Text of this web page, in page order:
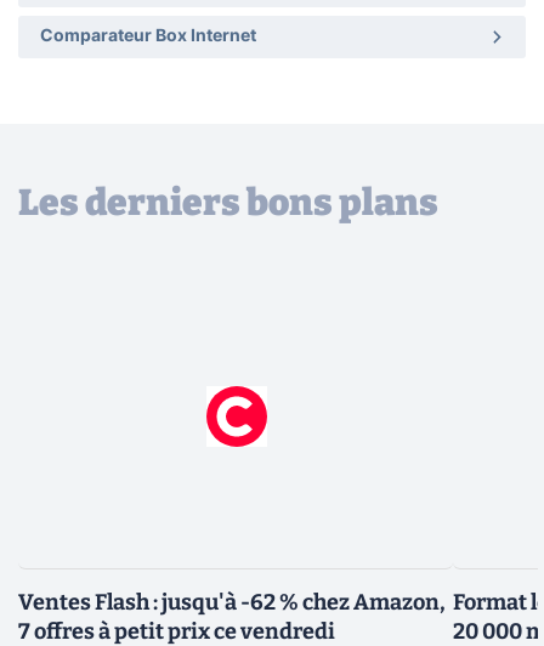
Comparateur Box Internet
Les derniers bons plans
Ventes Flash : jusqu'à -62 % chez Amazon,
7 offres à petit prix ce vendredi
Format
20 000